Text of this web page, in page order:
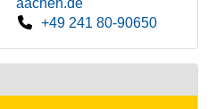
aachen.de
+49 241 80-90650